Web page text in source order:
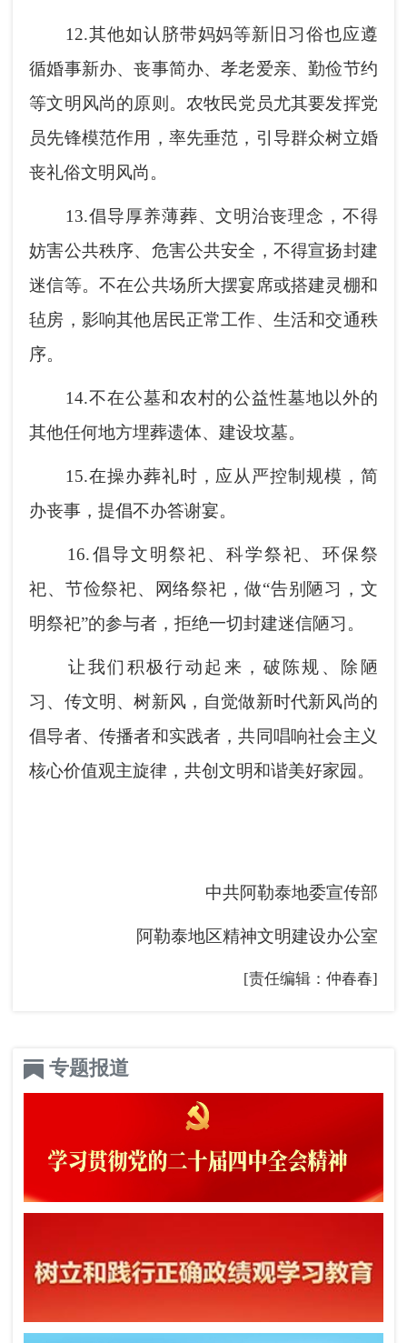
12.其他如认脐带妈妈等新旧习俗也应遵
循婚事新办、丧事简办、孝老爱亲、勤俭节约
等文明风尚的原则。农牧民党员尤其要发挥党
员先锋模范作用，率先垂范，引导群众树立婚
丧礼俗文明风尚。
13.倡导厚养薄葬、文明治丧理念，不得
妨害公共秩序、危害公共安全，不得宣扬封建
迷信等。不在公共场所大摆宴席或搭建灵棚和
毡房，影响其他居民正常工作、生活和交通秩
序。
14.不在公墓和农村的公益性墓地以外的
其他任何地方埋葬遗体、建设坟墓。
15.在操办葬礼时，应从严控制规模，简
办丧事，提倡不办答谢宴。
16.倡导文明祭祀、科学祭祀、环保祭
祀、节俭祭祀、网络祭祀，做“告别陋习，文
明祭祀”的参与者，拒绝一切封建迷信陋习。
让我们积极行动起来，破陈规、除陋
习、传文明、树新风，自觉做新时代新风尚的
倡导者、传播者和实践者，共同唱响社会主义
核心价值观主旋律，共创文明和谐美好家园。
中共阿勒泰地委宣传部
阿勒泰地区精神文明建设办公室
[责任编辑：仲春春]
专题报道